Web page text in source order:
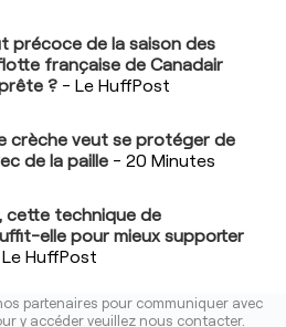
précoce de la saison des
française de Canadair
? - Le HuffPost
crèche veut se protéger de
de la paille - 20 Minutes
cette technique de
elle pour mieux supporter
HuffPost
partenaires pour communiquer avec
y accéder veuillez nous contacter.